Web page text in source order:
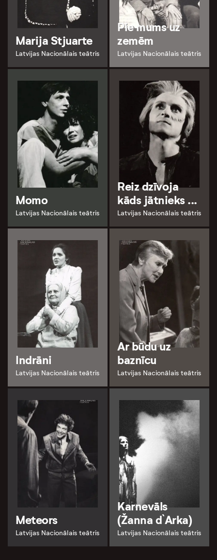
Marija Stjuarte
Latvijas Nacionālais teātris
Pie mums uz
zemēm
Latvijas Nacionālais teātris
Momo
Latvijas Nacionālais teātris
Reiz dzīvoja
kāds jātnieks ...
Latvijas Nacionālais teātris
Indrāni
Latvijas Nacionālais teātris
Ar būdu uz
baznīcu
Latvijas Nacionālais teātris
Meteors
Latvijas Nacionālais teātris
Karnevāls
(Žanna d`Arka)
Latvijas Nacionālais teātris